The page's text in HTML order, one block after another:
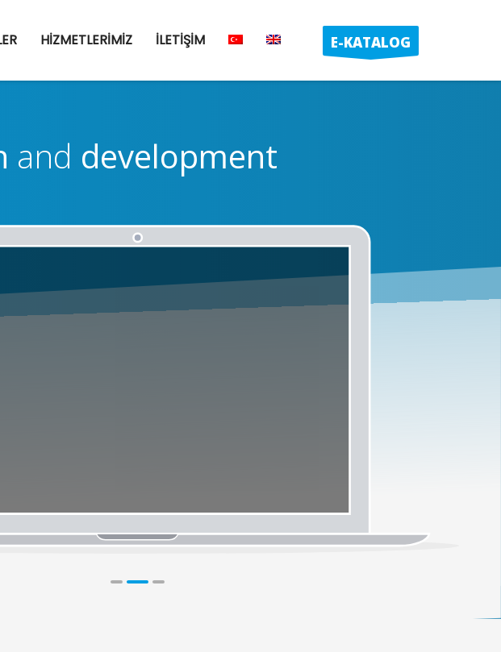
HİZMETLERİMİZ İLETİŞİM E-KATALOG
and development
1